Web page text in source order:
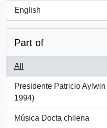
English
, 3 results
Part of
All
Presidente Patricio
1994)
, 40817 results
Música Docta chilena
, 1260 results